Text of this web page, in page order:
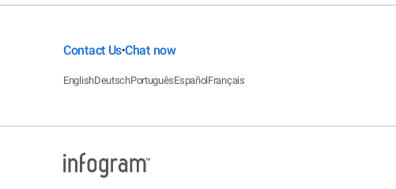
Contact Us•Chat now
EnglishDeutschPortuguêsEspañolFrançais